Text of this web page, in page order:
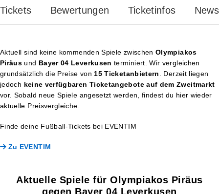
Tickets Bewertungen Ticketinfos News
Aktuell sind keine kommenden Spiele zwischenOlympiakos
Piräus und Bayer 04 Leverkusen terminiert. Wir vergleichen
grundsätzlich die Preise von15 Ticketanbietern. Derzeit liegen
jedoch keine verfügbaren Ticketangebote auf dem Zweitmarkt
vor. Sobald neue Spiele angesetzt werden, findest du hier wieder
aktuelle Preisvergleiche.
Finde deine Fußball-Tickets bei EVENTIM
Zu EVENTIM
Aktuelle Spiele für Olympiakos Piräus
gegen Bayer 04 Leverkusen